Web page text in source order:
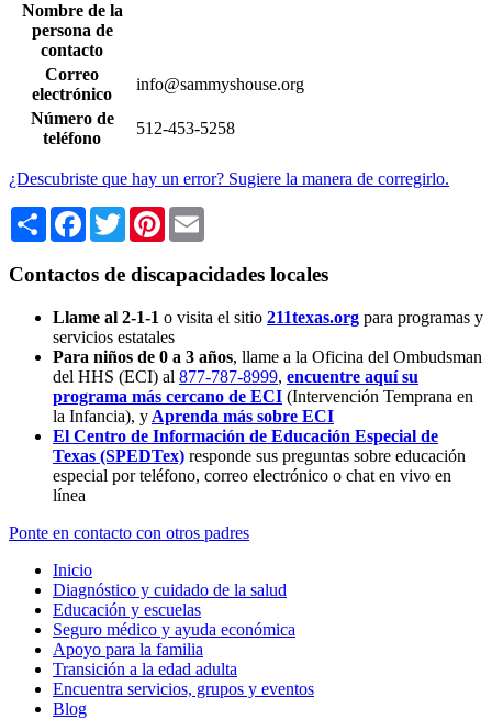
Nombre de la
persona de
contacto
Correo
electrónico
info@sammyshouse.org
Número de
teléfono
512-453-5258
¿Descubriste que hay un error? Sugiere la manera de corregirlo.
Share Facebook
TwitterPinterest
Contactos de discapacidades locales
Llame al 2-1-1 o visita el sitio 211texas.org para programas y
servicios estatales
Para niños de 0 a 3 años, llame a la Oficina del Ombudsman
del HHS (ECI) al 877-787-8999, encuentre aquí su
programa más cercano de ECI (Intervención Temprana en
la Infancia), y Aprenda más sobre ECI
El Centro de Información de Educación Especial de
Texas (SPEDTex) responde sus preguntas sobre educación
especial por teléfono, correo electrónico o chat en vivo en
línea
Ponte en contacto con otros padres
Inicio
Diagnóstico y cuidado de la salud
Educación y escuelas
Seguro médico y ayuda económica
Apoyo para la familia
Transición a la edad adulta
Encuentra servicios, grupos y eventos
Blog